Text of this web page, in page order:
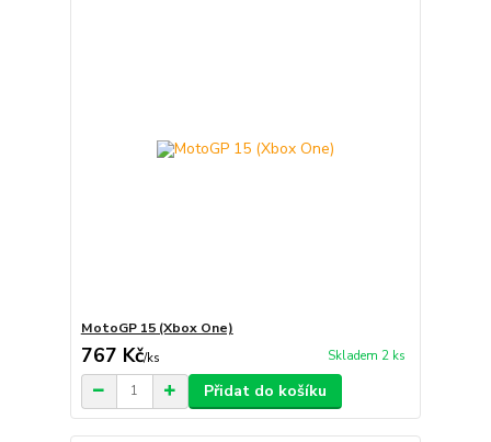
MotoGP 15 (Xbox One)
767 Kč/ks Skladem 2 ks
Přidat do košíku